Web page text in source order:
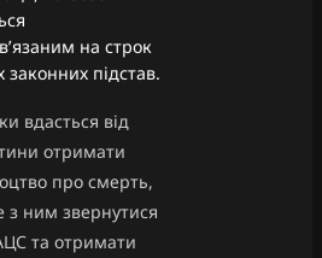
на строк
законних підстав.
вдасться від
отримати
про смерть,
з ним звернутися
та отримати